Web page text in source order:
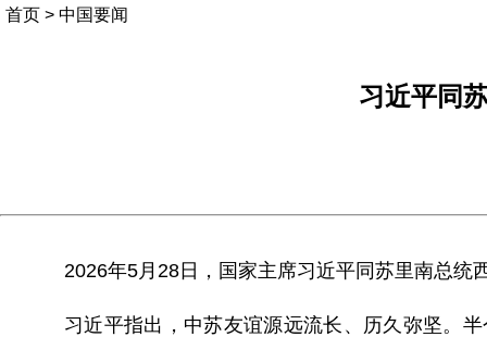
首页 > 中国要闻
习近平同
2026年5月28日，国家主席习近平同苏里南总统
习近平指出，中苏友谊源远流长、历久弥坚。